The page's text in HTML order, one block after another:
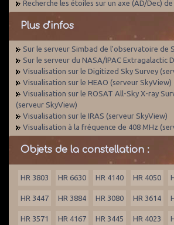
Recherche les étoiles sur un axe (AD/Dec) de
Plus d'infos
Sur le serveur Simbad de l'observatoire de
Sur le serveur du NASA/IPAC Extragalactic
Visualisation sur le Digitized Sky Survey
Visualisation sur le HEAO (serveur SkyView)
Visualisation sur le ROSAT All-Sky X-ray
(serveur SkyView)
Visualisation sur le IRAS (serveur SkyView)
Visualisation à la fréquence de 408 MHz
Objets de la constellation :
HR 3803 HR 6630 HR 4140 HR 4050
HR 3447 HR 3884 HR 3080 HR 3614
HR 3571 HR 4167 HR 3445 HR 4023